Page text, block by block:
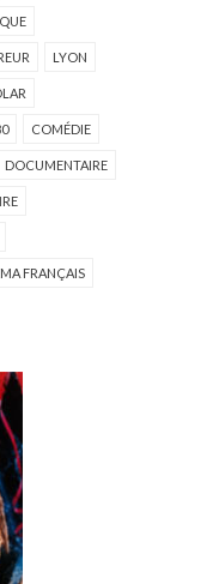
LYON
COMÉDIE
DOCUMENTAIRE
FRANÇAIS